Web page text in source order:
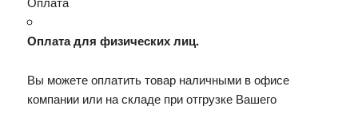
Оплата для физических лиц.
Вы можете оплатить товар наличными в офисе
компании или на складе при отгрузке Вашего